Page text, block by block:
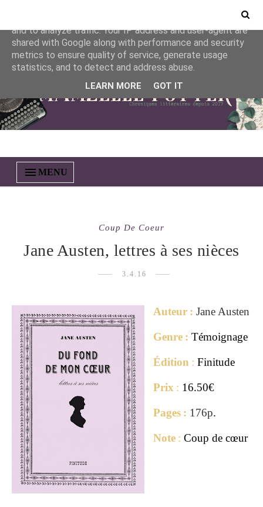
MENU
Coup De Coeur
Jane Austen, lettres à ses nièces
3.4.16
Auteur : Jane Austen
Genre : Témoignage
Édition : Finitude
Prix : 16.50€
Pages : 176p.
Note : Coup de cœur
This site uses cookies from Google to deliver its services
and to analyze traffic. Your IP address and user-agent are
shared with Google along with performance and security
metrics to ensure quality of service, generate usage
statistics, and to detect and address abuse.
LEARN MORE GOT IT